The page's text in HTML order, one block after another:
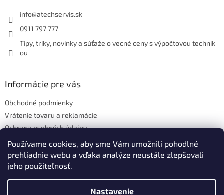
Používame cookies, aby sme Vám umožnili pohodlné
prehliadnie webu a vďaka analýze neustále zlepšovali
jeho použiteľnosť.
Nastavenie
info@atechservis.sk
0911 797 777
Tipy, triky, novinky a súťaže o vecné ceny s výpočtovou technik
ou
Informácie pre vás
Obchodné podmienky
Vrátenie tovaru a reklamácie
Ochrana osobných údajov
Hodnotenie obchodu